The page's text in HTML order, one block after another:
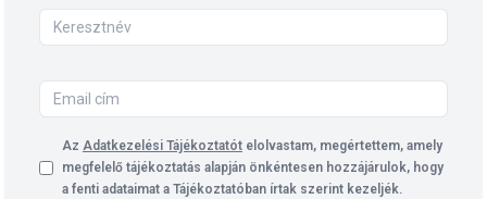
Az Adatkezelési Tájékoztatót elolvastam, megértettem, amely
megfelelő tájékoztatás alapján önkéntesen hozzájárulok, hogy
a fenti adataimat a Tájékoztatóban írtak szerint kezeljék.